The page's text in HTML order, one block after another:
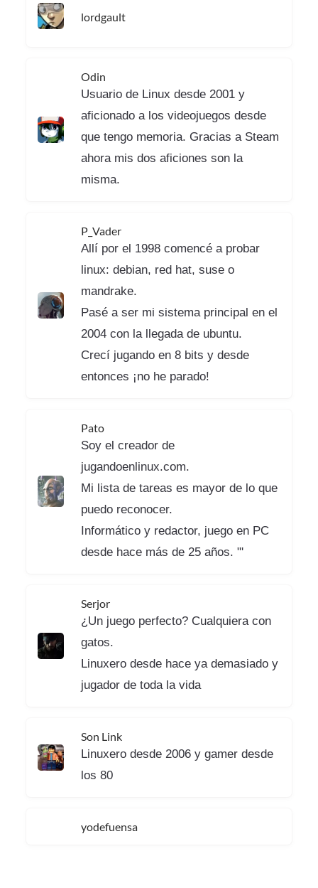
lordgault
Odin
Usuario de Linux desde 2001 y
aficionado a los videojuegos desde
que tengo memoria. Gracias a Steam
ahora mis dos aficiones son la
misma.
P_Vader
Allí por el 1998 comencé a probar
linux: debian, red hat, suse o
mandrake.
Pasé a ser mi sistema principal en el
2004 con la llegada de ubuntu.
Crecí jugando en 8 bits y desde
entonces ¡no he parado!
Pato
Soy el creador de
jugandoenlinux.com.
Mi lista de tareas es mayor de lo que
puedo reconocer.
Informático y redactor, juego en PC
desde hace más de 25 años. "'
Serjor
¿Un juego perfecto? Cualquiera con
gatos.
Linuxero desde hace ya demasiado y
jugador de toda la vida
Son Link
Linuxero desde 2006 y gamer desde
los 80
yodefuensa